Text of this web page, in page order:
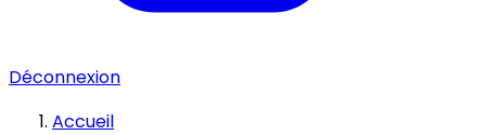
Déconnexion
Accueil